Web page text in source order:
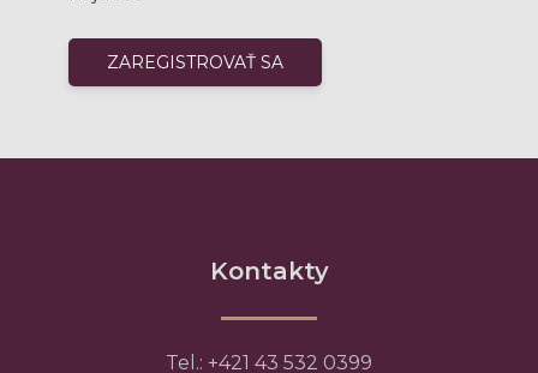
Kontakty
Tel.: +421 43 532 0399